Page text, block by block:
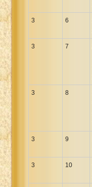
3 6
3 7
3 8
3 9
3 10